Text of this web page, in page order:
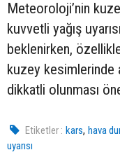
Meteoroloji’nin
kuvvetli yağış
beklenirken,
kuzey kesimlerinde
dikkatli olunması
Etiketler : kars,hava
uyarısı